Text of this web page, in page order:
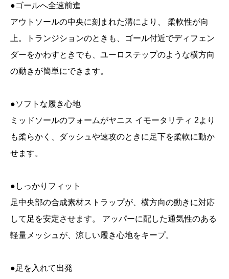
●ゴールへ全速前進
アウトソールの中央に刻まれた溝により、 柔軟性が向
上。トランジションのときも、ゴール付近でディフェン
ダーをかわすときでも、ユーロステップのような横方向
の動きが簡単にできます。
●ソフトな履き心地
ミッドソールのフォームがヤニス イモータリティ 2より
も柔らかく、ダッシュや速攻のときに足下を柔軟に動か
せます。
●しっかりフィット
足中央部の合成素材ストラップが、横方向の動きに対応
して足を安定させます。 アッパーに配した通気性のある
軽量メッシュが、涼しい履き心地をキープ。
●足を入れて出発